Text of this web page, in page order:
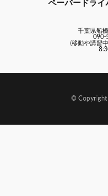
ペーパードライ
千葉県船
090-
(移動や講習
© Copyright